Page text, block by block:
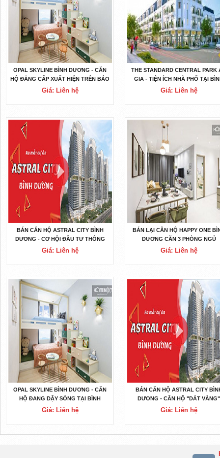
OPAL SKYLINE BÌNH DƯƠNG - CĂN
HỘ ĐẲNG CẤP XUẤT HIỆN TRÊN BÁO
NGOẠI
Giá: Liên hệ
THE STANDARD CENTRAL PARK
GIA - TIỆN ÍCH NHÀ PHỐ TẠI
DƯƠNG
Giá: Liên hệ
BÁN CĂN HỘ ASTRAL CITY BÌNH
DƯƠNG - CƠ HỘI ĐẦU TƯ THÔNG
MINH
Giá: Liên hệ
BÁN LẠI CĂN HỘ HAPPY ONE
DƯƠNG CĂN 3 PHÒNG NGỦ
Giá: Liên hệ
OPAL SKYLINE BÌNH DƯƠNG - CĂN
HỘ ĐANG DẬY SÓNG TẠI BÌNH
DƯƠNG
Giá: Liên hệ
BÁN CĂN HỘ ASTRAL CITY
DƯƠNG - CĂN HỘ "DÁT VÀNG"
TRONG LÀN CĂN HỘ
Giá: Liên hệ